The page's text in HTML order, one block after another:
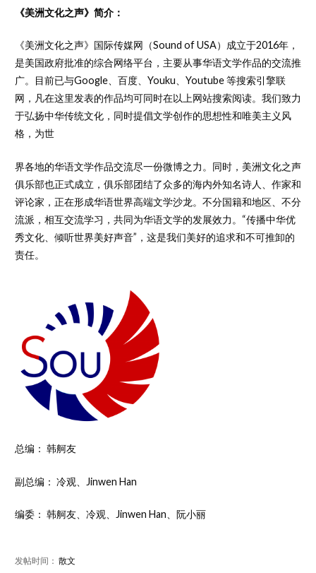
《美洲文化之声》 简介：
《美洲文化之声》国际传媒网（Sound of USA）成立于2016年，
是美国政府批准的综合网络平台，主要从事华语文学作品的交流推
广。目前已与Google、百度、Youku、Youtube 等搜索引擎联
网，凡在这里发表的作品均可同时在以上网站搜索阅读。我们致力
于弘扬中华传统文化，同时提倡文学创作的思想性和唯美主义风
格，为世
界各地的华语文学作品交流尽一份微博之力。同时，美洲文化之声
俱乐部也正式成立，俱乐部团结了众多的海内外知名诗人、作家和
评论家，正在形成华语世界高端文学沙龙。不分国籍和地区、不分
流派，相互交流学习，共同为华语文学的发展效力。“传播中华优
秀文化、倾听世界美好声音”，这是我们美好的追求和不可推卸的
责任。
总编： 韩舸友
副总编： 冷观、Jinwen Han
编委： 韩舸友、冷观、Jinwen Han、阮小丽
发帖时间： 散文